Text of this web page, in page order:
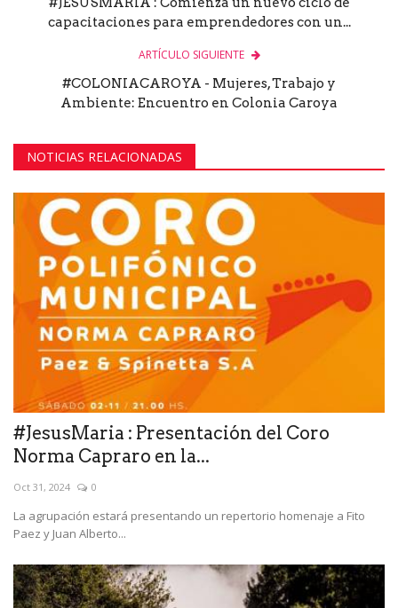
capacitaciones para emprendedores con un...
ARTÍCULO SIGUIENTE
#COLONIACAROYA - Mujeres, Trabajo y
Ambiente: Encuentro en Colonia Caroya
NOTICIAS RELACIONADAS
#JesusMaria : Presentación del Coro
Norma Capraro en la...
Oct 31, 2024 0
La agrupación estará presentando un repertorio homenaje a Fito
Paez y Juan Alberto...